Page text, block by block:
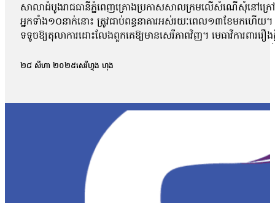
សាលាដំបូងរាជធានីភ្នំពេញគ្រោងប្រកាសសាលក្រមលើសំណើសុំនៅក្រៅ
អ្នកទាំង១០នាក់នោះ ត្រូវជាប់ពន្ធនាគារអស់រយៈពេល១៣ខែមកហើ
ទទូចឱ្យតុលាការដោះលែងពួកគេឱ្យមានសេរីភាពវិញ។ មេធាវីការព
សាលាដំបូងរាជធានីភ្នំពេញនៅព្រឹកថ្ងៃទី២៧ ខែសីហា ឆ្នាំ២០២៥ បាន
យើងអង្គសេចក្តី។ ដូច្នេះជាការសម្រេចរបស់តុលាការ គឺតុលាការគាត់
ស្នើសុំឱ្យនៅក្រៅឃុំនេះ គឺជាសវនាការហៅថាមុនអង្គសេចក្តី។ មុន
សវនាការអង្គសេចក្តីហ្នឹង បានចូលសវនាការមុនអង្គសេចក្តី»។
ប្រកាសសាលក្រមករណីនេះនៅថ្ងៃទី៣ ខែសីហា ឆ្នាំ២០២៥។ លោក សឺ
តុលាការនឹងពិចារណាដើម្បីឱ្យពួកគាត់បាននៅក្រៅឃុំដោយសារ ហេ
ដែលតុលាការគម្បីពិចារណា»។ បងស្រីបង្កើតរបស់សកម្មជនកិច្ចព្រម
គាត់និងបានបង្កឱ្យមានការលំបាកផ្នែកជីវភាពជាច្រើន។ កញ្ញាថា
២៨ សីហា ២០២៥សេរីហ្វុង ហុង